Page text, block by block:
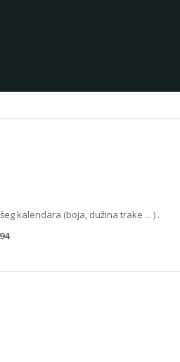
kalendara (boja, dužina trake ... ) .